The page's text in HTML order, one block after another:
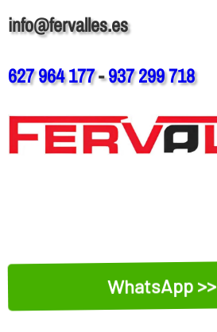
info@fervalles.es
627 964 177-937 299 718
WhatsApp >>